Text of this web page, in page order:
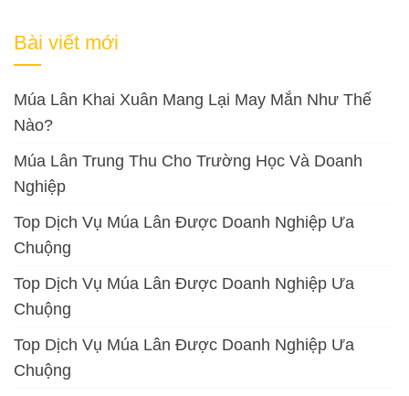
Bài viết mới
Múa Lân Khai Xuân Mang Lại May Mắn Như Thế
Nào?
Múa Lân Trung Thu Cho Trường Học Và Doanh
Nghiệp
Top Dịch Vụ Múa Lân Được Doanh Nghiệp Ưa
Chuộng
Top Dịch Vụ Múa Lân Được Doanh Nghiệp Ưa
Chuộng
Top Dịch Vụ Múa Lân Được Doanh Nghiệp Ưa
Chuộng